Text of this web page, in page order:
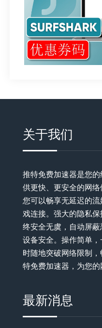
关于我们
推特免费加速器是您
供更快、更安全的网络
您可以畅享无延迟的
戏连接。强大的隐私
终安全无虞，自动屏
设备安全。操作简单
时随地突破网络限制
特免费加速器，为您的
最新消息